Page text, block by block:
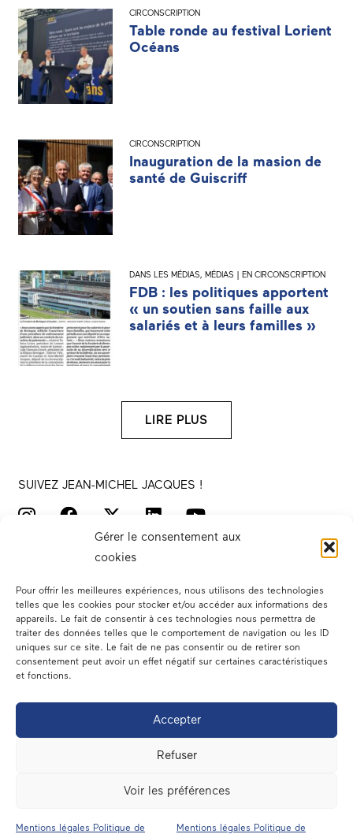
Gérer le consentement aux
cookies
Pour offrir les meilleures expériences, nous utilisons des technologies
telles que les cookies pour stocker et/ou accéder aux informations des
appareils. Le fait de consentir à ces technologies nous permettra de
traiter des données telles que le comportement de navigation ou les ID
uniques sur ce site. Le fait de ne pas consentir ou de retirer son
consentement peut avoir un effet négatif sur certaines caractéristiques
et fonctions.
Accepter
Refuser
Voir les préférences
Mentions légales Politique de Mentions légales Politique de
CIRCONSCRIPTION
Table ronde au festival Lorient
Océans
CIRCONSCRIPTION
Inauguration de la masion de
santé de Guiscriff
DANS LES MÉDIAS, MÉDIAS | EN CIRCONSCRIPTION
FDB : les politiques apportent
« un soutien sans faille aux
salariés et à leurs familles »
LIRE PLUS
SUIVEZ JEAN-MICHEL JACQUES !
Votre député
Dans les médias
En circonscription
A l’assemblée
Contact